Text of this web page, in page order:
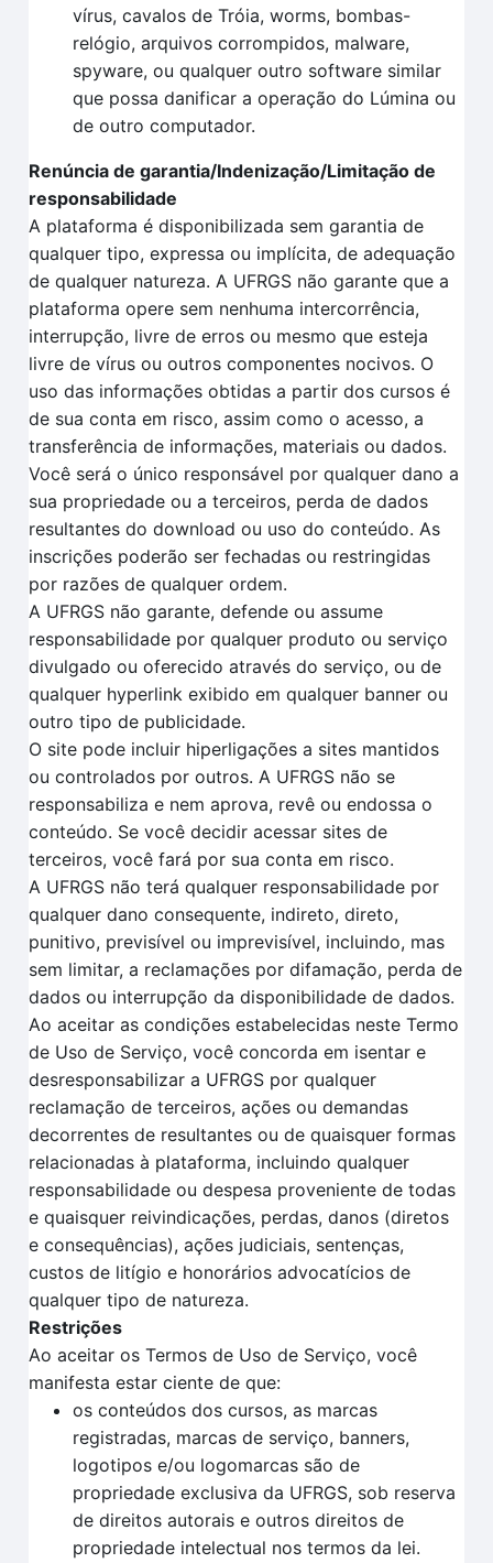
vírus, cavalos de Tróia, worms, bombas-
relógio, arquivos corrompidos, malware,
spyware, ou qualquer outro software similar
que possa danificar a operação do Lúmina ou
de outro computador.
Renúncia de garantia/Indenização/Limitação de
responsabilidade
A plataforma é disponibilizada sem garantia de
qualquer tipo, expressa ou implícita, de adequação
de qualquer natureza. A UFRGS não garante que a
plataforma opere sem nenhuma intercorrência,
interrupção, livre de erros ou mesmo que esteja
livre de vírus ou outros componentes nocivos. O
uso das informações obtidas a partir dos cursos é
de sua conta em risco, assim como o acesso, a
transferência de informações, materiais ou dados.
Você será o único responsável por qualquer dano a
sua propriedade ou a terceiros, perda de dados
resultantes do download ou uso do conteúdo. As
inscrições poderão ser fechadas ou restringidas
por razões de qualquer ordem.
A UFRGS não garante, defende ou assume
responsabilidade por qualquer produto ou serviço
divulgado ou oferecido através do serviço, ou de
qualquer hyperlink exibido em qualquer banner ou
outro tipo de publicidade.
O site pode incluir hiperligações a sites mantidos
ou controlados por outros. A UFRGS não se
responsabiliza e nem aprova, revê ou endossa o
conteúdo. Se você decidir acessar sites de
terceiros, você fará por sua conta em risco.
A UFRGS não terá qualquer responsabilidade por
qualquer dano consequente, indireto, direto,
punitivo, previsível ou imprevisível, incluindo, mas
sem limitar, a reclamações por difamação, perda de
dados ou interrupção da disponibilidade de dados.
Ao aceitar as condições estabelecidas neste Termo
de Uso de Serviço, você concorda em isentar e
desresponsabilizar a UFRGS por qualquer
reclamação de terceiros, ações ou demandas
decorrentes de resultantes ou de quaisquer formas
relacionadas à plataforma, incluindo qualquer
responsabilidade ou despesa proveniente de todas
e quaisquer reivindicações, perdas, danos (diretos
e consequências), ações judiciais, sentenças,
custos de litígio e honorários advocatícios de
qualquer tipo de natureza.
Restrições
Ao aceitar os Termos de Uso de Serviço, você
manifesta estar ciente de que:
os conteúdos dos cursos, as marcas
registradas, marcas de serviço, banners,
logotipos e/ou logomarcas são de
propriedade exclusiva da UFRGS, sob reserva
de direitos autorais e outros direitos de
propriedade intelectual nos termos da lei.